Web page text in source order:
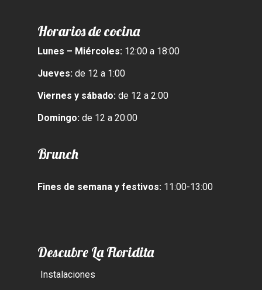
Horarios de cocina
Lunes – Miércoles: 12:00 a 18:00
Jueves: de 12 a 1:00
Viernes y sábado: de 12 a 2:00
Domingo: de 12 a 20:00
Brunch
Fines de semana y festivos: 11:00-13:00
Descubre La Floridita
Instalaciones